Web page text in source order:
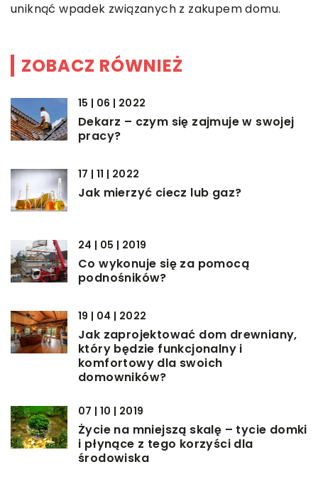
uniknąć wpadek związanych z zakupem domu.
ZOBACZ RÓWNIEŻ
15 | 06 | 2022
Dekarz – czym się zajmuje w swojej
pracy?
17 | 11 | 2022
Jak mierzyć ciecz lub gaz?
24 | 05 | 2019
Co wykonuje się za pomocą
podnośników?
19 | 04 | 2022
Jak zaprojektować dom drewniany,
który będzie funkcjonalny i
komfortowy dla swoich
domowników?
07 | 10 | 2019
Życie na mniejszą skalę – tycie domki
i płynące z tego korzyści dla
środowiska